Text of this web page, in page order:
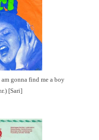
am gonna find me a boy
[Sari]